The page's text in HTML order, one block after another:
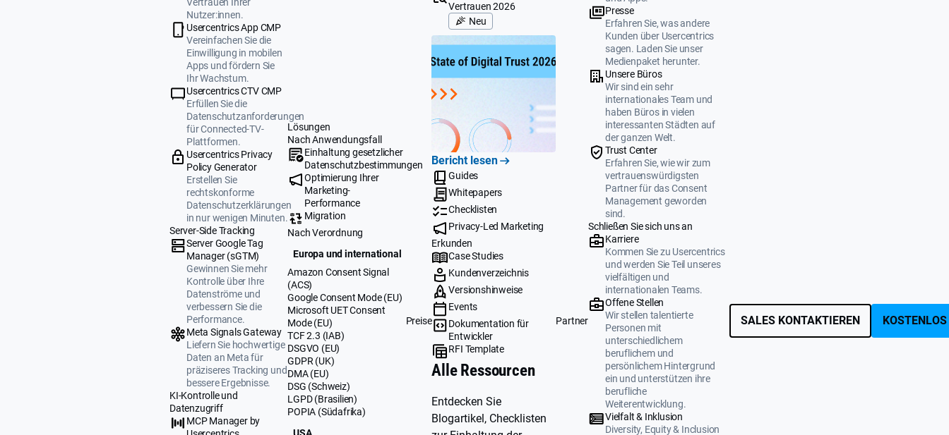
Nutzer:innen.
Usercentrics App CMP
Vereinfachen Sie die
Einwilligung in mobilen
Apps und fördern Sie
Ihr Wachstum.
Usercentrics CTV CMP
Erfüllen Sie die
Datenschutzanforderungen
für Connected-TV-
Plattformen.
Usercentrics Privacy
Policy Generator
Erstellen Sie
rechtskonforme
Datenschutzerklärungen
in nur wenigen Minuten.
Server-Side Tracking
Server Google Tag
Manager (sGTM)
Gewinnen Sie mehr
Kontrolle über Ihre
Datenströme und
verbessern Sie die
Performance.
Meta Signals Gateway
Liefern Sie hochwertige
Daten an Meta für
präziseres Tracking und
bessere Ergebnisse.
KI-Kontrolle und
Datenzugriff
MCP Manager by
Lösungen
Nach Anwendungsfall
Einhaltung gesetzlicher
Datenschutzbestimmungen
Optimierung Ihrer
Marketing-
Performance
Migration
Nach Verordnung
Europa und international
Amazon Consent Signal
(ACS)
Google Consent Mode (EU)
Microsoft UET Consent
Mode (EU)
TCF 2.3 (IAB)
DSGVO (EU)
GDPR (UK)
DMA (EU)
DSG (Schweiz)
LGPD (Brasilien)
POPIA (Südafrika)
Preise
Vertrauen 2026
Neu
Bericht lesen
Guides
Whitepapers
Checklisten
Privacy-Led Marketing
Erkunden
Case Studies
Kundenverzeichnis
Versionshinweise
Events
Dokumentation für
Entwickler
RFI Template
Alle Ressourcen
Entdecken Sie
Blogartikel, Checklisten
Partner
Presse
Erfahren Sie, was andere
Kunden über Usercentrics
sagen. Laden Sie unser
Medienpaket herunter.
Unsere Büros
Wir sind ein sehr
internationales Team und
haben Büros in vielen
interessanten Städten auf
der ganzen Welt.
Trust Center
Erfahren Sie, wie wir zum
vertrauenswürdigsten
Partner für das Consent
Management geworden
sind.
Schließen Sie sich uns an
Karriere
Kommen Sie zu Usercentrics
und werden Sie Teil unseres
vielfältigen und
internationalen Teams.
Offene Stellen
Wir stellen talentierte
Personen mit
unterschiedlichem
beruflichem und
persönlichem Hintergrund
ein und unterstützen ihre
berufliche
Weiterentwicklung.
Vielfalt & Inklusion
Diversity, Equity & Inclusion
SALES KONTAKTIEREN